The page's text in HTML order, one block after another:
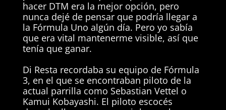
hacer DTM era la mejor opción, pero
nunca dejé de pensar que podría llegar a
la Fórmula Uno algún día. Pero yo sabía
que era vital mantenerme visible, así que
tenía que ganar.
Di Resta recordaba su equipo de Fórmula
3, en el que se encontraban piloto de la
actual parrilla como Sebastian Vettel o
Kamui Kobayashi. El piloto escocés